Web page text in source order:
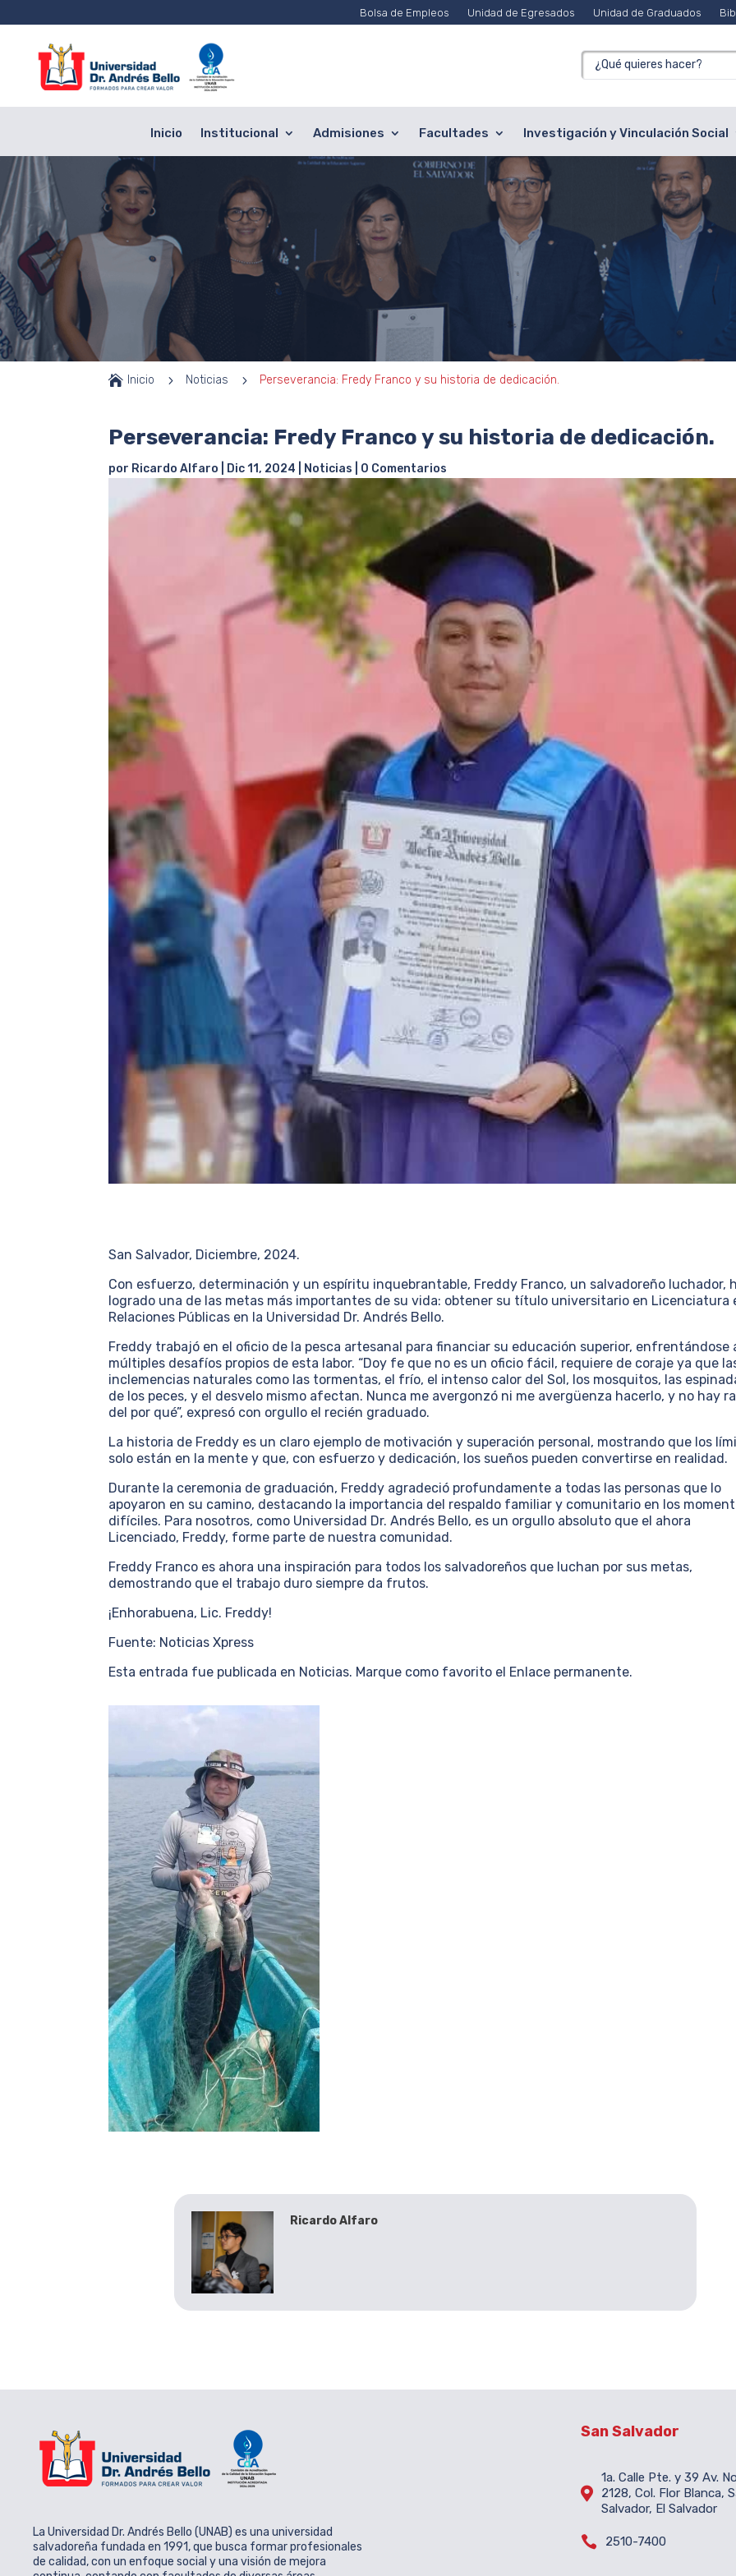
Bolsa de Empleos Unidad de Egresados Unidad de Graduados
Inicio Institucional Admisiones Facultades Investigación y Vinculación Social
 Inicio 5 Noticias 5 Perseverancia: Fredy Franco y su historia de dedicación.
Perseverancia: Fredy Franco y su historia de dedicación.
por Ricardo Alfaro Dic 11, 2024 Noticias 0 Comentarios
San Salvador, Diciembre, 2024.
Con esfuerzo, determinación y un espíritu inquebrantable, Freddy Franco, un salvadoreño luchador,
logrado una de las metas más importantes de su vida: obtener su título universitario en Licenciatura
Relaciones Públicas en la Universidad Dr. Andrés Bello.
Freddy trabajó en el oficio de la pesca artesanal para financiar su educación superior, enfrentándose
múltiples desafíos propios de esta labor. “Doy fe que no es un oficio fácil, requiere de coraje ya que
inclemencias naturales como las tormentas, el frío, el intenso calor del Sol, los mosquitos, las
de los peces, y el desvelo mismo afectan. Nunca me avergonzó ni me avergüenza hacerlo, y no hay
del por qué”, expresó con orgullo el recién graduado.
La historia de Freddy es un claro ejemplo de motivación y superación personal, mostrando que los
solo están en la mente y que, con esfuerzo y dedicación, los sueños pueden convertirse en realidad.
Durante la ceremonia de graduación, Freddy agradeció profundamente a todas las personas que lo
apoyaron en su camino, destacando la importancia del respaldo familiar y comunitario en los
difíciles. Para nosotros, como Universidad Dr. Andrés Bello, es un orgullo absoluto que el ahora
Licenciado, Freddy, forme parte de nuestra comunidad.
Freddy Franco es ahora una inspiración para todos los salvadoreños que luchan por sus metas,
demostrando que el trabajo duro siempre da frutos.
¡Enhorabuena, Lic. Freddy!
Fuente: Noticias Xpress
Esta entrada fue publicada en Noticias. Marque como favorito el Enlace permanente.
Ricardo Alfaro
La Universidad Dr. Andrés Bello (UNAB) es una universidad
salvadoreña fundada en 1991, que busca formar profesionales
de calidad, con un enfoque social y una visión de mejora
San Salvador

1a. Calle Pte. y 39 Av.
2128, Col. Flor Blanca,
Salvador, El Salvador
 2510-7400